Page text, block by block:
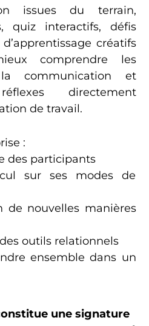
issues du terrain,
quiz interactifs, défis
créatifs
comprendre les
communication et
directement
de travail.
:
des participants
sur ses modes de
de nouvelles manières
outils relationnels
ensemble dans un
une signature